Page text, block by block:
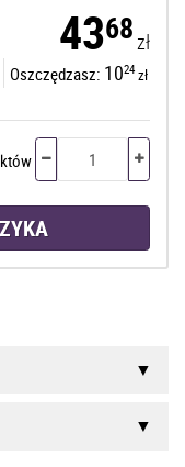
4368 zł
Oszczędzasz: 1024 zł